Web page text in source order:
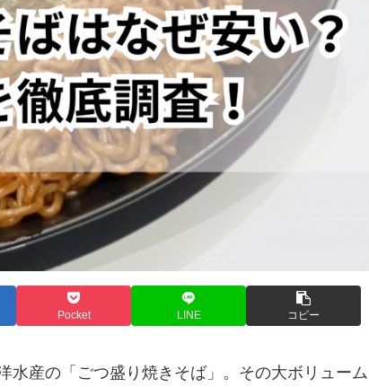
Pocket LINE コピー
水産の「ごつ盛り焼きそば」。その大ボリューム